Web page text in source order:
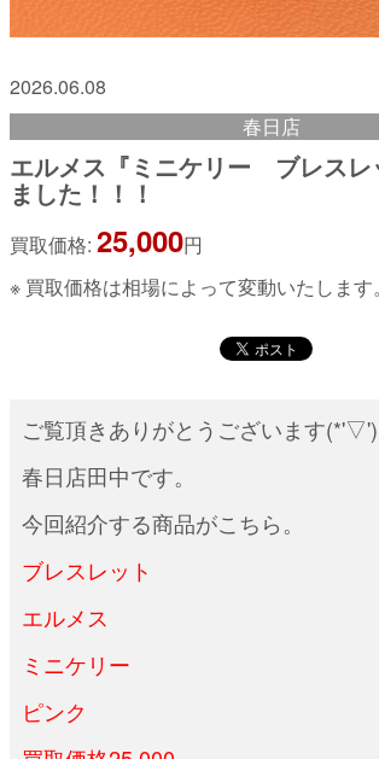
2026.06.08
春日店
エルメス『ミニケリー ブレスレ
ました！！！
買取価格: 25,000円
※ 買取価格は相場によって変動いたします。
ご覧頂きありがとうございます
春日店田中です。
今回紹介する商品がこちら。
ブレスレット
エルメス
ミニケリー
ピンク